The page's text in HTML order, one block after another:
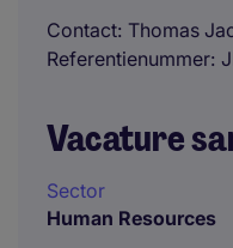
Contact Thomas
Referentienummer
Vacature
Sector
Human Resources